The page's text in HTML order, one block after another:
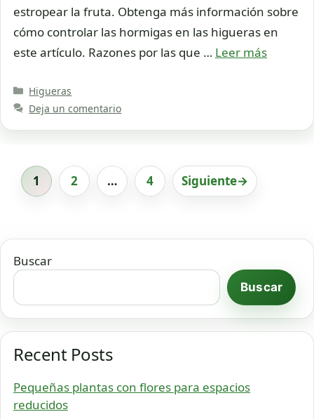
estropear la fruta. Obtenga más información sobre
cómo controlar las hormigas en las higueras en
este artículo. Razones por las que … Leer más
Categorías
Higueras
Deja un comentario
Página
1 Página
2 … Página
4 Siguiente→
Buscar
Buscar
Recent Posts
Pequeñas plantas con flores para espacios
reducidos